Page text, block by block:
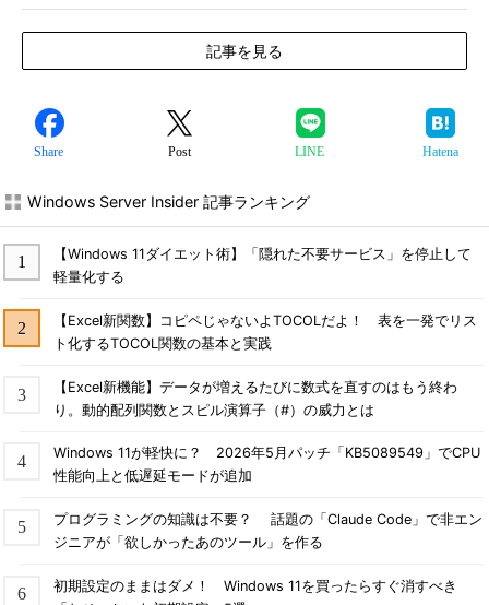
記事を見る
Share Post LINE Hatena
Windows Server Insider 記事ランキング
【Windows 11ダイエット術】「隠れた不要サービス」を停止して
軽量化する
【Excel新関数】コピペじゃないよTOCOLだよ！ 表を一発でリス
ト化するTOCOL関数の基本と実践
【Excel新機能】データが増えるたびに数式を直すのはもう終わ
り。動的配列関数とスピル演算子（#）の威力とは
Windows 11が軽快に？ 2026年5月パッチ「KB5089549」でCPU
性能向上と低遅延モードが追加
プログラミングの知識は不要？ 話題の「Claude Code」で非エン
ジニアが「欲しかったあのツール」を作る
初期設定のままはダメ！ Windows 11を買ったらすぐ消すべき